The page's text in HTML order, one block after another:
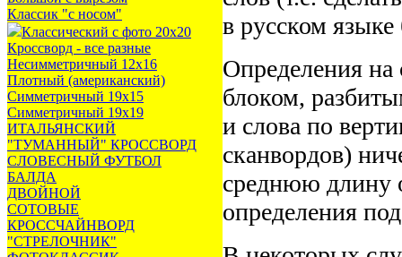
Классик "с носом"
Классический с фото 20х20
Кроссворд - все разные
Несимметричный 12х16
Плотный (американский)
Симметричный 19х15
Симметричный 19х19
ИТАЛЬЯНСКИЙ
"ТУМАННЫЙ" КРОССВОРД
СЛОВЕСНЫЙ ФУТБОЛ
БАЛДА
ДВОЙНОЙ
СОТОВЫЕ
КРОССЧАЙНВОРД
"СТРЕЛОЧНИК"
в русском
Определения на
блоком,
и слова по
сканвордов)
среднюю длину
определения